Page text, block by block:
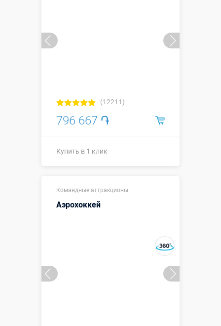
(12211)
796 667 ֏
Купить в 1 клик
Больше деталей →
Смотреть видео
Командные аттракционы
Аэрохоккей